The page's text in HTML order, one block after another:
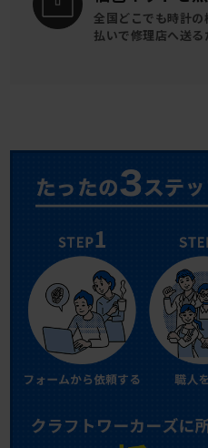
全国どこでも時計の
払いで修理店へ送る